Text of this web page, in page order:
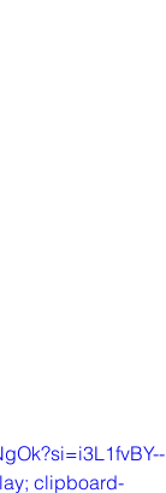
clipboard-